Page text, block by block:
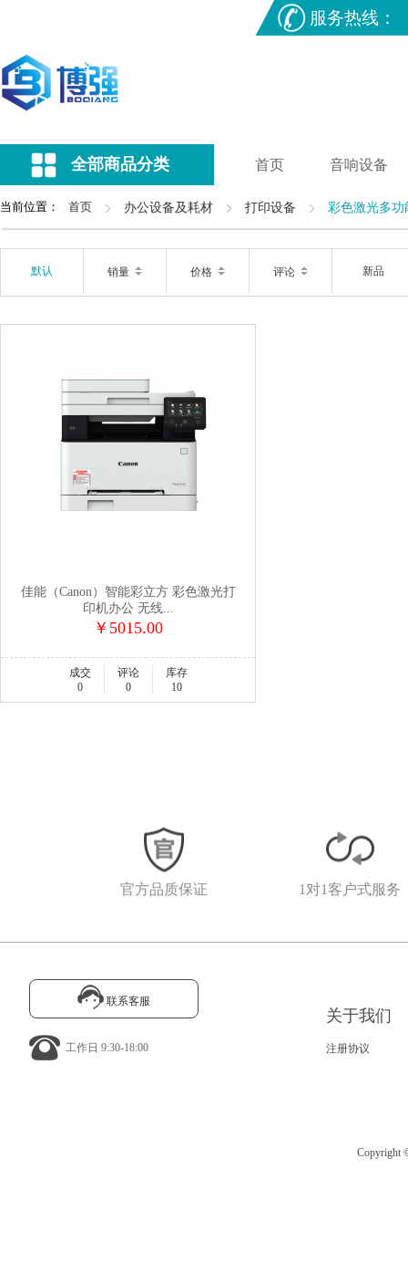
服务热线：
全部商品分类 首页 音响设备
当前位置： 首页 办公设备及耗材 打印设备 彩色激光多功
默认 销量 价格 评论 新品
佳能（Canon）智能彩立方 彩色激光打
印机办公 无线...
￥5015.00
成交
0
评论
0
库存
10
官方品质保证 1对1客户式服务
联系客服
工作日 9:30-18:00
关于我们
注册协议
Copyright